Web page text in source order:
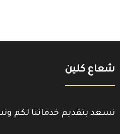
شعاع كلين
نسعد بتقديم خدماتنا لكم